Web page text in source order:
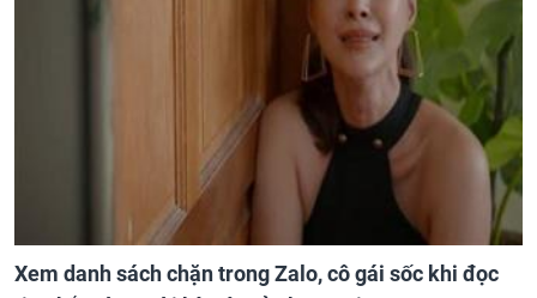
Xem danh sách chặn trong Zalo, cô gái sốc khi đọc